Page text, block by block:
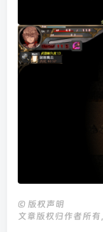
© 版权声明
文章版权归作者所有